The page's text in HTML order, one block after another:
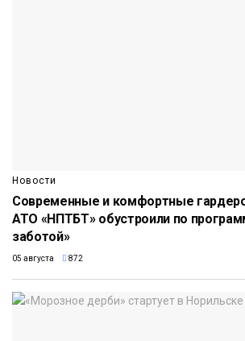
Новости
Современные и комфортные
АТО «НПТБТ» обустроили по
заботой»
05 августа 872